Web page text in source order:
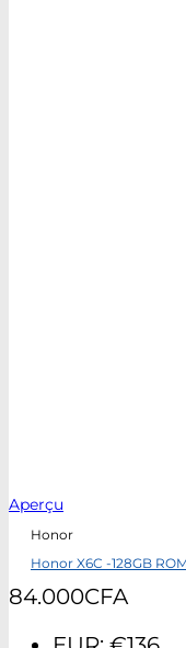
Aperçu
Honor
Honor X6C -128GB
84.000CFA